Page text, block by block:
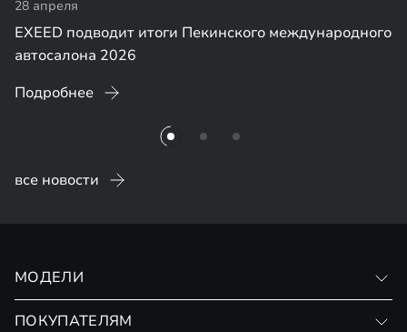
28 апреля
EXEED подводит итоги Пекинского международного
автосалона 2026
Подробнее
все новости
МОДЕЛИ
ПОКУПАТЕЛЯМ